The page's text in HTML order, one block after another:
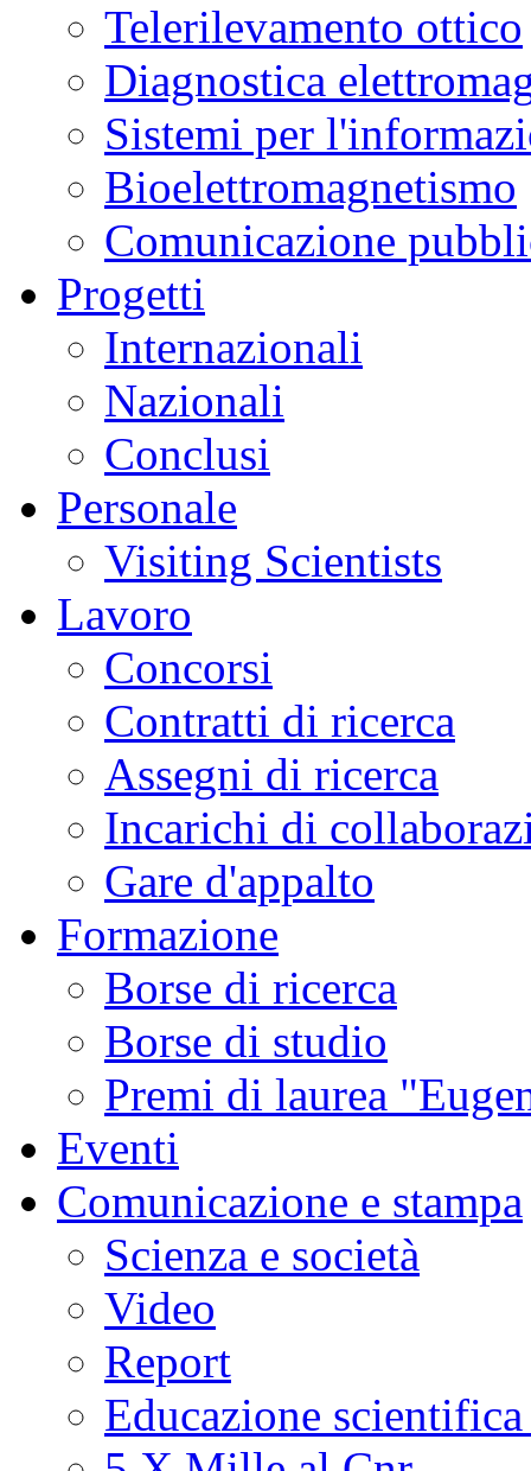
Telerilevamento ottico
Diagnostica
Sistemi per
Bioelettromagnetismo
Comunicazione
Progetti
Internazionali
Nazionali
Conclusi
Personale
Visiting Scientists
Lavoro
Concorsi
Contratti di ricerca
Assegni di ricerca
Incarichi di
Gare d'appalto
Formazione
Borse di ricerca
Borse di studio
Premi di laurea
Eventi
Comunicazione e stampa
Scienza e società
Video
Report
Educazione